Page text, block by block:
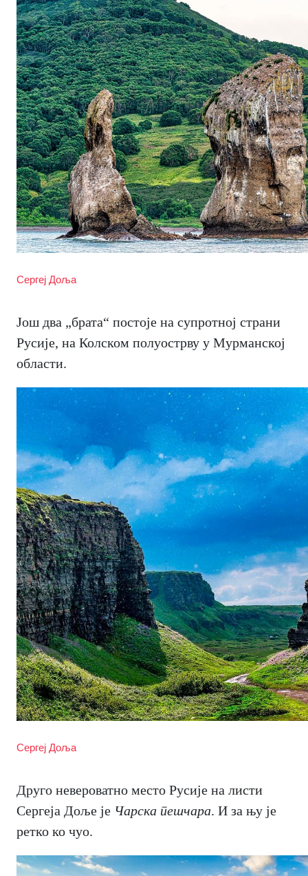
Сергеј Доља
Још два „брата“ постоје на супротној страни
Русије, на Колском полуострву у Мурманској
области.
Сергеј Доља
Друго невероватно место Русије на листи
Сергеја Доље је Чарска пешчара. И за њу је
ретко ко чуо.